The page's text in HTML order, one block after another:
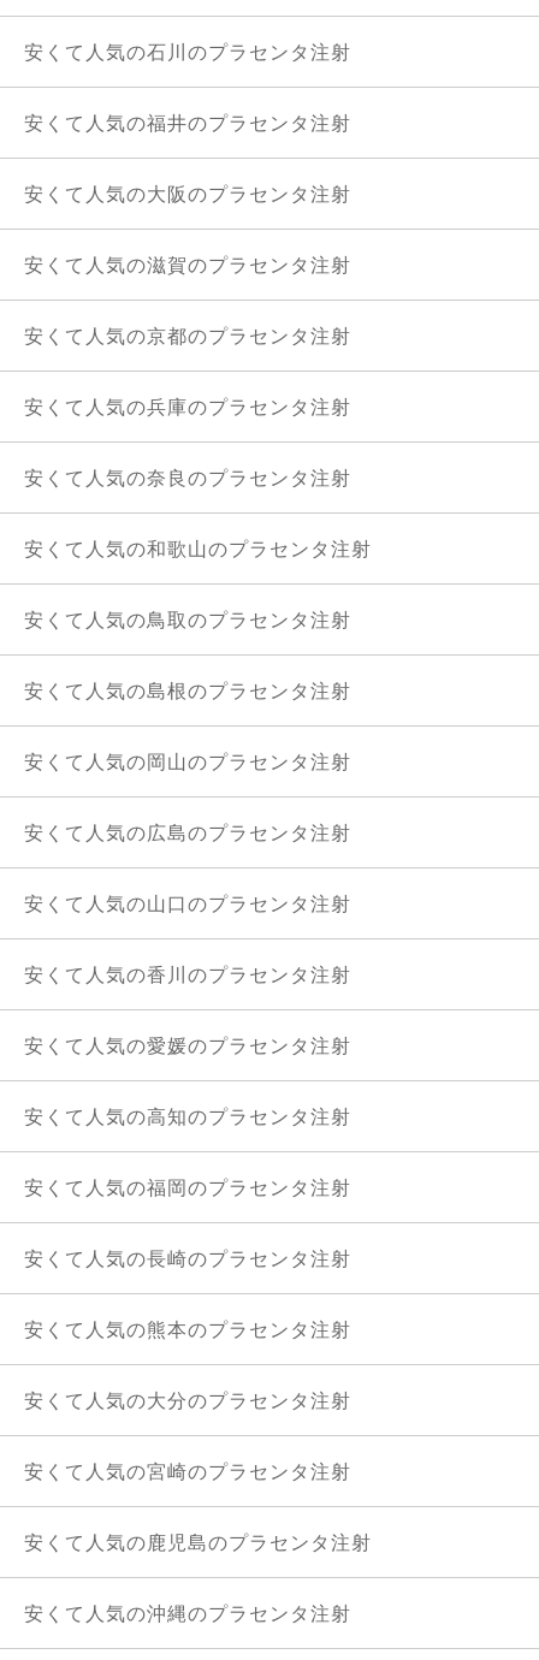
安くて人気の石川のプラセンタ注射
安くて人気の福井のプラセンタ注射
安くて人気の大阪のプラセンタ注射
安くて人気の滋賀のプラセンタ注射
安くて人気の京都のプラセンタ注射
安くて人気の兵庫のプラセンタ注射
安くて人気の奈良のプラセンタ注射
安くて人気の和歌山のプラセンタ注射
安くて人気の鳥取のプラセンタ注射
安くて人気の島根のプラセンタ注射
安くて人気の岡山のプラセンタ注射
安くて人気の広島のプラセンタ注射
安くて人気の山口のプラセンタ注射
安くて人気の香川のプラセンタ注射
安くて人気の愛媛のプラセンタ注射
安くて人気の高知のプラセンタ注射
安くて人気の福岡のプラセンタ注射
安くて人気の長崎のプラセンタ注射
安くて人気の熊本のプラセンタ注射
安くて人気の大分のプラセンタ注射
安くて人気の宮崎のプラセンタ注射
安くて人気の鹿児島のプラセンタ注射
安くて人気の沖縄のプラセンタ注射